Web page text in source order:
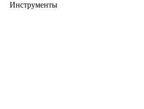
Инструменты